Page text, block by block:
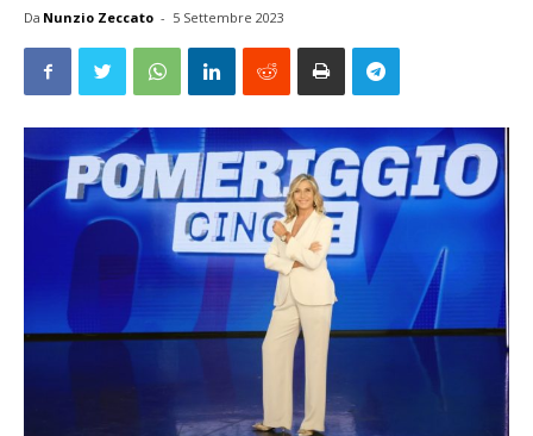
Da Nunzio Zeccato - 5 Settembre 2023